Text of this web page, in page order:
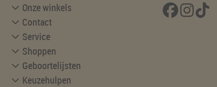
Onze winkels
Contact
Service
Shoppen
Geboortelijsten
Keuzehulpen